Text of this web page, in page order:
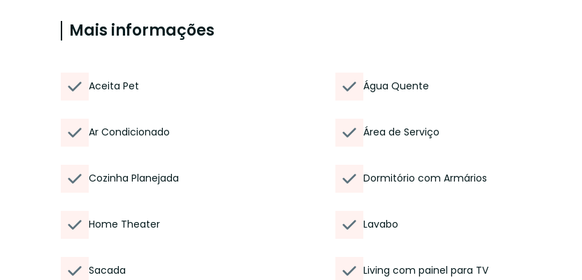
Mais informações
Aceita Pet Água Quente
Ar Condicionado Área de Serviço
Cozinha Planejada Dormitório com Armários
Home Theater Lavabo
Sacada Living com painel para TV